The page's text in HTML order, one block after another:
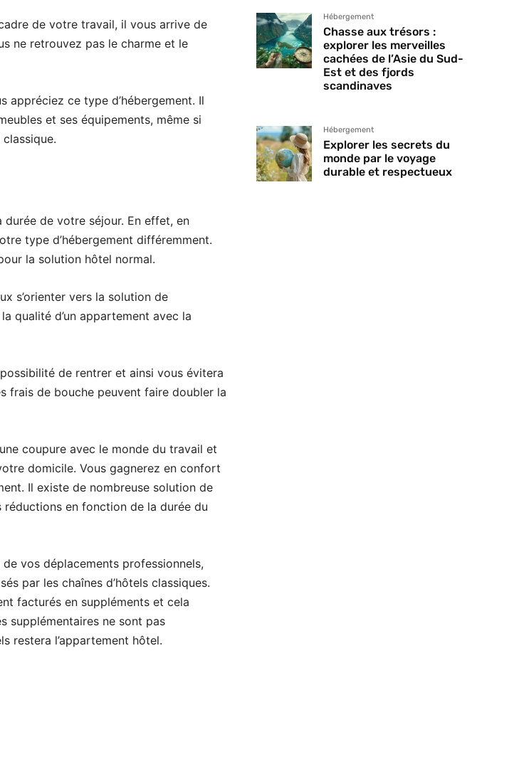
de votre travail, il vous arrive de
ne retrouvez pas le charme et le
appréciez ce type d’hébergement. Il
et ses équipements, même si
de votre séjour. En effet, en
type d’hébergement différemment.
la solution hôtel normal.
s’orienter vers la solution de
qualité d’un appartement avec la
de rentrer et ainsi vous évitera
frais de bouche peuvent faire doubler la
coupure avec le monde du travail et
domicile. Vous gagnerez en confort
Il existe de nombreuse solution de
en fonction de la durée du
vos déplacements professionnels,
par les chaînes d’hôtels classiques.
facturés en suppléments et cela
supplémentaires ne sont pas
restera l’appartement hôtel.
Hébergement
Chasse aux trésors :
explorer les merveilles
cachées de l’Asie du Sud-
Est et des fjords
scandinaves
Hébergement
Explorer les secrets du
monde par le voyage
durable et respectueux